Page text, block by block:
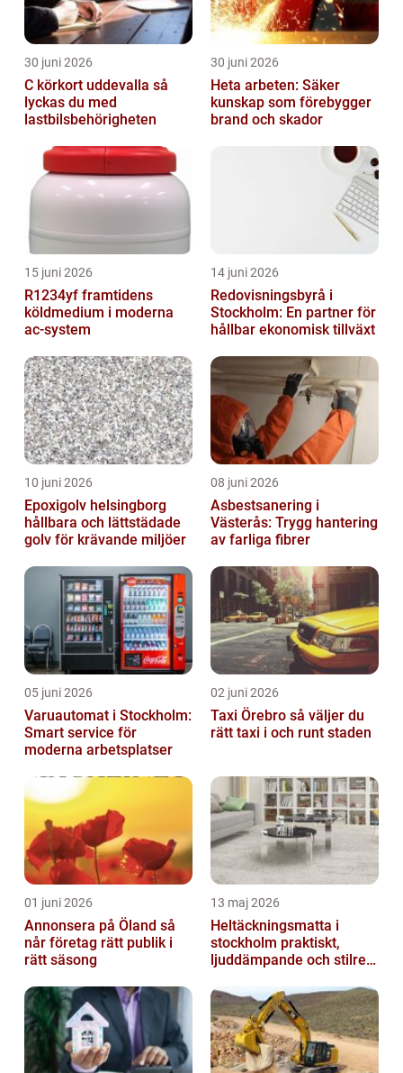
30 juni 2026
C körkort uddevalla så
lyckas du med
lastbilsbehörigheten
30 juni 2026
Heta arbeten: Säker
kunskap som förebygger
brand och skador
15 juni 2026
R1234yf framtidens
köldmedium i moderna
ac-system
14 juni 2026
Redovisningsbyrå i
Stockholm: En partner för
hållbar ekonomisk tillväxt
10 juni 2026
Epoxigolv helsingborg
hållbara och lättstädade
golv för krävande miljöer
08 juni 2026
Asbestsanering i
Västerås: Trygg hantering
av farliga fibrer
05 juni 2026
Varuautomat i Stockholm:
Smart service för
moderna arbetsplatser
02 juni 2026
Taxi Örebro så väljer du
rätt taxi i och runt staden
01 juni 2026
Annonsera på Öland så
når företag rätt publik i
rätt säsong
13 maj 2026
Heltäckningsmatta i
stockholm praktiskt,
ljuddämpande och stilrent